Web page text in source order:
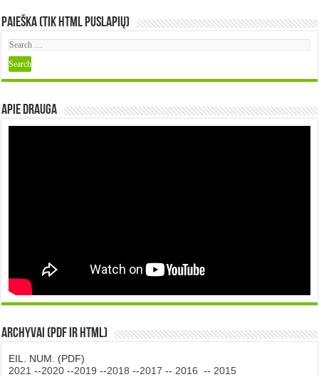
Paieška (tik HTML puslapių)
Apie DRAUGA
Archyvai (PDF ir HTML)
EIL. NUM. (PDF)
2021 --2020 --2019 --2018 --2017 -- 2016 -- 2015